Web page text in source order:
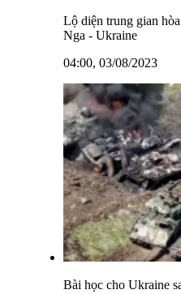
Lộ diện trung gian
Nga - Ukraine
04:00, 03/08/2023
Bài học cho Ukraine